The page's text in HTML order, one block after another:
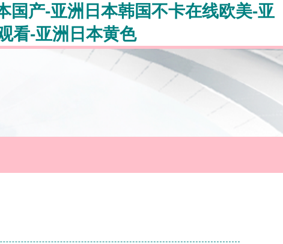
国产-亚洲日本韩国不卡在线欧美-亚
看-亚洲日本黄色